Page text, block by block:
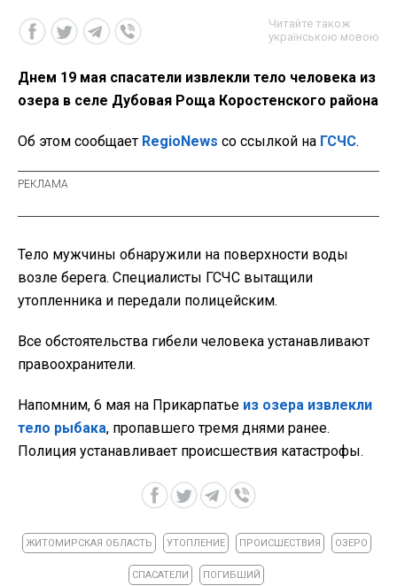
Читайте також
українською мовою
Днем 19 мая спасатели извлекли тело человека из
озера в селе Дубовая Роща Коростенского района
Об этом сообщает RegioNews со ссылкой на ГСЧС.
Тело мужчины обнаружили на поверхности воды
возле берега. Специалисты ГСЧС вытащили
утопленника и передали полицейским.
Все обстоятельства гибели человека устанавливают
правоохранители.
Напомним, 6 мая на Прикарпатье из озера извлекли
тело рыбака, пропавшего тремя днями ранее.
Полиция устанавливает происшествия катастрофы.
ЖИТОМИРСКАЯ ОБЛАСТЬ УТОПЛЕНИЕ ПРОИСШЕСТВИЯ ОЗЕРО
СПАСАТЕЛИ ПОГИБШИЙ